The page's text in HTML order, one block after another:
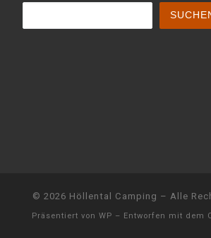
© 2026 Höllental Camping – Alle
Präsentiert von WP – Entworfen mit dem